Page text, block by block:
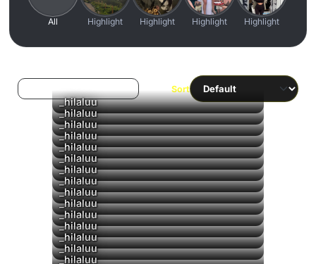
All Highlight Highlight Highlight Highlight
Sort
▶
_hilaluu
_hilaluu
_hilaluu
▶
_hilaluu
▶
_hilaluu
_hilaluu
_hilaluu
_hilaluu
_hilaluu
_hilaluu
▶
_hilaluu
_hilaluu
_hilaluu
_hilaluu
_hilaluu